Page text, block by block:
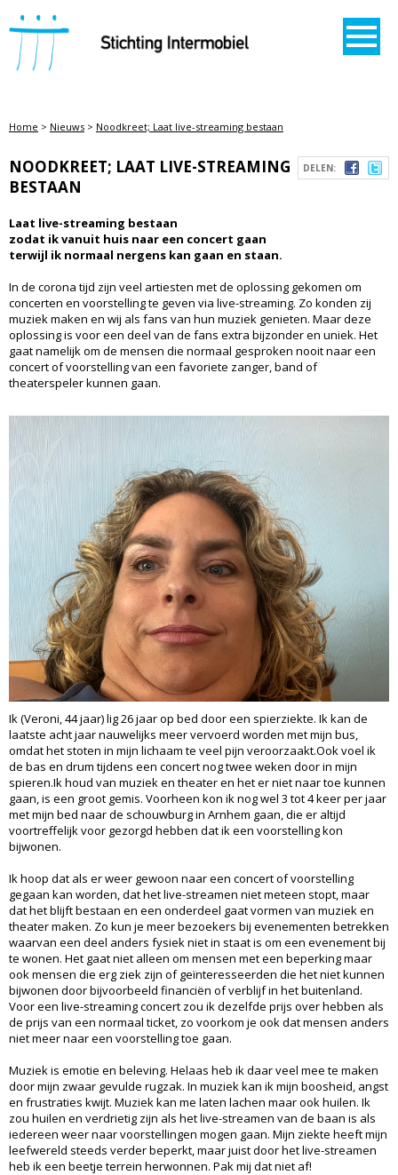
STICHTING INTERMOBIEL
Home > Nieuws > Noodkreet; Laat live-streaming bestaan
DELEN:
NOODKREET; LAAT LIVE-STREAMING
BESTAAN
Laat live-streaming bestaan
zodat ik vanuit huis naar een concert gaan
terwijl ik normaal nergens kan gaan en staan.
In de corona tijd zijn veel artiesten met de oplossing gekomen om
concerten en voorstelling te geven via live-streaming. Zo konden zij
muziek maken en wij als fans van hun muziek genieten. Maar deze
oplossing is voor een deel van de fans extra bijzonder en uniek. Het
gaat namelijk om de mensen die normaal gesproken nooit naar een
concert of voorstelling van een favoriete zanger, band of
theaterspeler kunnen gaan.
Ik (Veroni, 44 jaar) lig 26 jaar op bed door een spierziekte. Ik kan de
laatste acht jaar nauwelijks meer vervoerd worden met mijn bus,
omdat het stoten in mijn lichaam te veel pijn veroorzaakt.Ook voel ik
de bas en drum tijdens een concert nog twee weken door in mijn
spieren.Ik houd van muziek en theater en het er niet naar toe kunnen
gaan, is een groot gemis. Voorheen kon ik nog wel 3 tot 4 keer per jaar
met mijn bed naar de schouwburg in Arnhem gaan, die er altijd
voortreffelijk voor gezorgd hebben dat ik een voorstelling kon
bijwonen.
Ik hoop dat als er weer gewoon naar een concert of voorstelling
gegaan kan worden, dat het live-streamen niet meteen stopt, maar
dat het blijft bestaan en een onderdeel gaat vormen van muziek en
theater maken. Zo kun je meer bezoekers bij evenementen betrekken
waarvan een deel anders fysiek niet in staat is om een evenement bij
te wonen. Het gaat niet alleen om mensen met een beperking maar
ook mensen die erg ziek zijn of geïnteresseerden die het niet kunnen
bijwonen door bijvoorbeeld financiën of verblijf in het buitenland.
Voor een live-streaming concert zou ik dezelfde prijs over hebben als
de prijs van een normaal ticket, zo voorkom je ook dat mensen anders
niet meer naar een voorstelling toe gaan.
Muziek is emotie en beleving. Helaas heb ik daar veel mee te maken
door mijn zwaar gevulde rugzak. In muziek kan ik mijn boosheid, angst
en frustraties kwijt. Muziek kan me laten lachen maar ook huilen. Ik
zou huilen en verdrietig zijn als het live-streamen van de baan is als
iedereen weer naar voorstellingen mogen gaan. Mijn ziekte heeft mijn
leefwereld steeds verder beperkt, maar juist door het live-streamen
heb ik een beetje terrein herwonnen. Pak mij dat niet af!